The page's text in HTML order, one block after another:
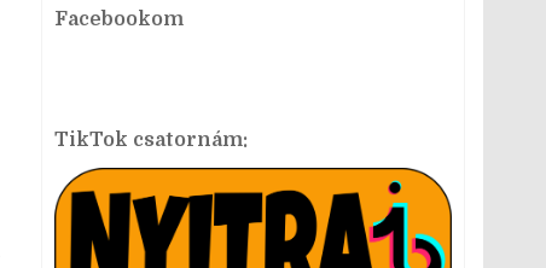
Facebookom
TikTok csatornám: